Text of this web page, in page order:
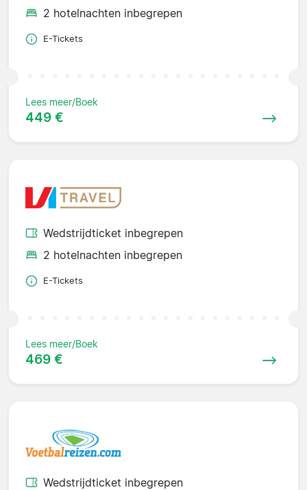
2 hotelnachten inbegrepen
E-Tickets
Lees meer/Boek
449 €
Wedstrijdticket inbegrepen
2 hotelnachten inbegrepen
E-Tickets
Lees meer/Boek
469 €
Wedstrijdticket inbegrepen